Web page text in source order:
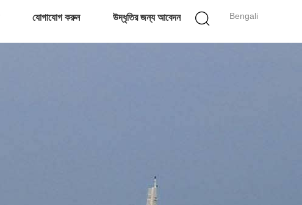
Bengali
যোগাযোগ করুন উদ্ধৃতির জন্য আবেদন